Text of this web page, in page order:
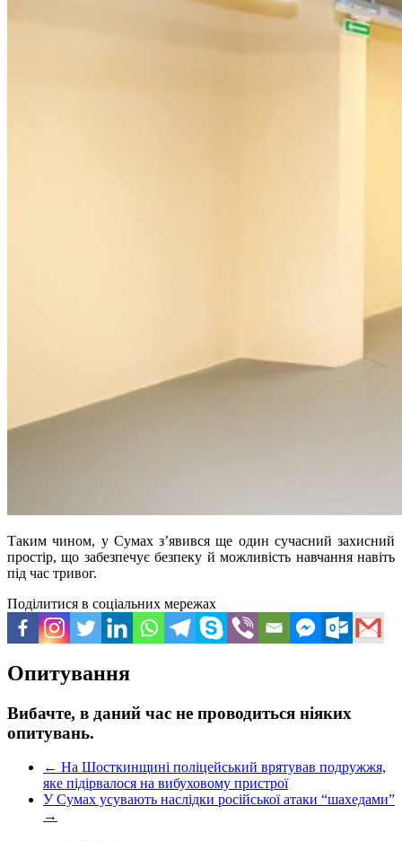
Таким чином, у Сумах з’явився ще один сучасний захисний
простір, що забезпечує безпеку й можливість навчання навіть
під час тривог.
Поділитися в соціальних мережах
Опитування
Вибачте, в даний час не проводиться ніяких
опитувань.
← На Шосткинщині поліцейський врятував подружжя,
яке підірвалося на вибуховому пристрої
У Сумах усувають наслідки російської атаки “шахедами”
→